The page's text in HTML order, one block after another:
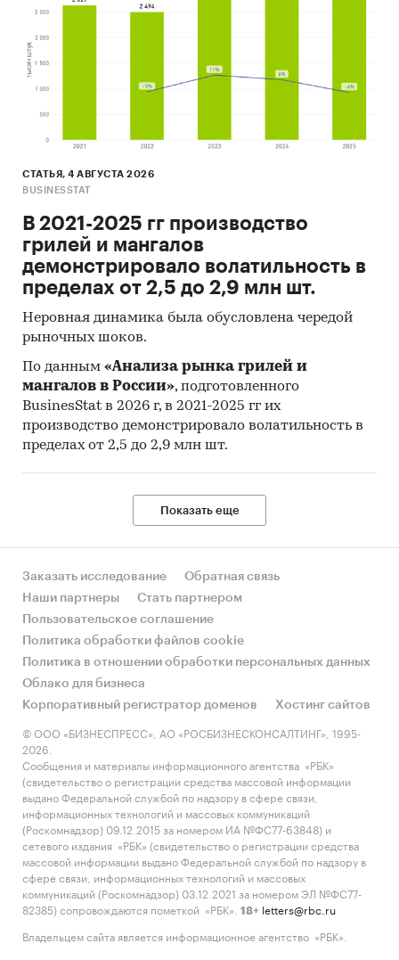
медицинских осмотров
Категории:
медицина
Профосмотр
СТАТЬЯ, 4 АВГУСТА 2026
BUSINESSTAT
В 2021-2025 гг производство
грилей и мангалов
демонстрировало волатильность в
пределах от 2,5 до 2,9 млн шт.
Неровная динамика была обусловлена чередой
рыночных шоков.
По данным «Анализа рынка грилей и
мангалов в России», подготовленного
BusinesStat в 2026 г, в 2021-2025 гг их
производство демонстрировало волатильность в
пределах от 2,5 до 2,9 млн шт.
Показать еще
Заказать исследование
Обратная связь
Наши партнеры
Стать партнером
Пользовательское соглашение
Политика обработки файлов cookie
Политика в отношении обработки персональных данных
Облако для бизнеса
Корпоративный регистратор доменов
Хостинг сайтов
© ООО «БИЗНЕСПРЕСС», АО «РОСБИЗНЕСКОНСАЛТИНГ», 1995-
2026.
Сообщения и материалы информационного агентства «РБК»
(свидетельство о регистрации средства массовой информации
выдано Федеральной службой по надзору в сфере связи,
информационных технологий и массовых коммуникаций
(Роскомнадзор) 09.12.2015 за номером ИА №ФС77-63848) и
сетевого издания «РБК» (свидетельство о регистрации средства
массовой информации выдано Федеральной службой по надзору в
сфере связи, информационных технологий и массовых
коммуникаций (Роскомнадзор) 03.12.2021 за номером ЭЛ №ФС77-
82385) сопровождаются пометкой «РБК».
18+ letters@rbc.ru
Владельцем сайта является информационное агентство «РБК».